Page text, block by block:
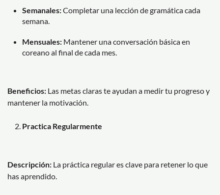
Semanales:Completar una lección de gramática cada
semana.
Mensuales: Mantener una conversación básica en
coreano al final de cada mes.
Beneficios: Las metas claras te ayudan a medir tu progreso y
mantener la motivación.
Practica Regularmente
Descripción: La práctica regular es clave para retener lo que
has aprendido.